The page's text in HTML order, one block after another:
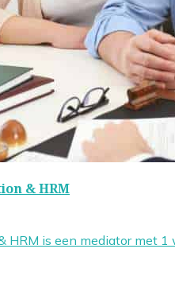
& HRM
HRM is een mediator met